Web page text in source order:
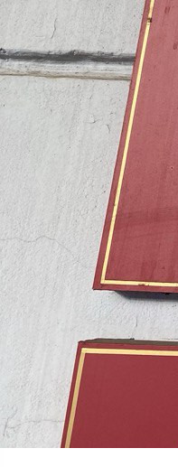
Железнодорожный суд
ходатайство
отношении известного
основателя СК "Сибиряк"
Суд принял решение
пресечения с заключения
определённых действий.
определённым кругом лиц.
Егорова освободили из-
Читайте также
09.08 16:50
В Государственный
внесены новые объекты
09.08 10:40
Уникальный музей «Поезд
край 10 августа
08.08 07:55
Школьные
детям Свердловского
07.08 17:30
После масштабной
Пятницы в селе Барабаново
07.08 12:30
Купальный сезон в